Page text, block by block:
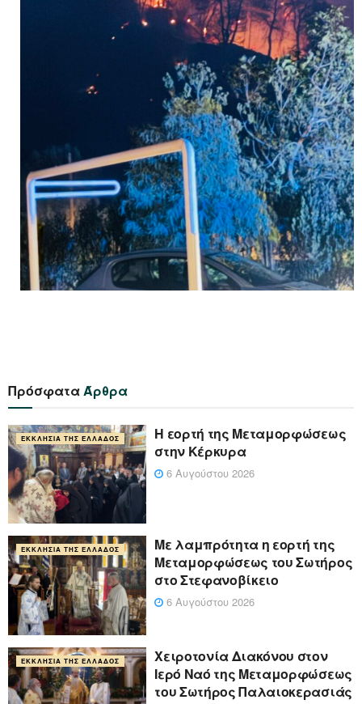
ΠρόσφαταΆρθρα
ΕΚΚΛΗΣΊΑ ΤΗΣ ΕΛΛΆΔΟΣ
Η εορτή της Μεταμορφώσεως
στην Κέρκυρα
6 Αυγούστου 2026
ΕΚΚΛΗΣΊΑ ΤΗΣ ΕΛΛΆΔΟΣ
Με λαμπρότητα η εορτή της
Μεταμορφώσεως του Σωτήρος
στο Στεφανοβίκειο
6 Αυγούστου 2026
ΕΚΚΛΗΣΊΑ ΤΗΣ ΕΛΛΆΔΟΣ
Χειροτονία Διακόνου στον
Ιερό Ναό της Μεταμορφώσεως
του Σωτήρος Παλαιοκερασιάς